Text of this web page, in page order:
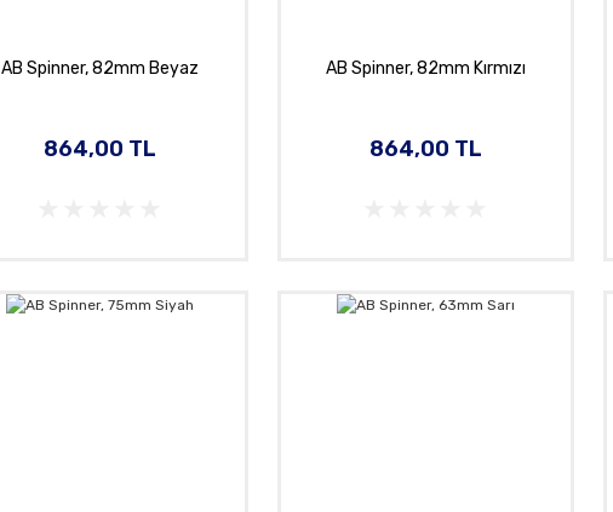
AB Spinner, 82mm Beyaz
864,00 TL
AB Spinner, 82mm Kırmızı
864,00 TL